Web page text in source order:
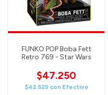
FUNKO POP Boba Fett
Retro 769 - Star Wars
$47.250
$42.525 con Efectivo